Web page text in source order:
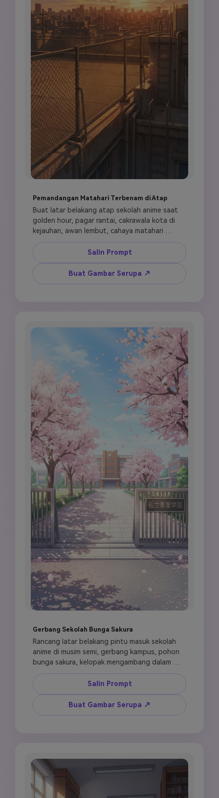
Pemandangan Matahari Terbenam di Atap
Buat latar belakang atap sekolah anime saat
golden hour, pagar rantai, cakrawala kota di
kejauhan, awan lembut, cahaya matahari
terbenam yang hangat, suasana coming-of-
age yang damai, komposisi anime sinematik,
seni lingkungan terperinci, kualitas wallpaper,
tanpa orang, tanpa logo.
Salin Prompt
Buat Gambar Serupa ↗
Gerbang Sekolah Bunga Sakura
Rancang latar belakang pintu masuk sekolah
anime di musim semi, gerbang kampus, pohon
bunga sakura, kelopak mengambang dalam
cahaya pagi, jalan bersih menuju gedung
sekolah, atmosfer kehidupan sekolah yang
cerah dan penuh harapan, gaya latar belakang
novel visual, terperinci dan sempurna, tanpa
karakter.
Salin Prompt
Buat Gambar Serupa ↗